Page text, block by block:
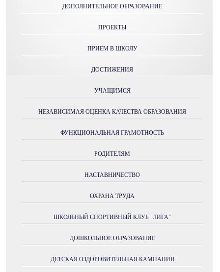
ДОПОЛНИТЕЛЬНОЕ ОБРАЗОВАНИЕ
ПРОЕКТЫ
ПРИЕМ В ШКОЛУ
ДОСТИЖЕНИЯ
УЧАЩИМСЯ
НЕЗАВИСИМАЯ ОЦЕНКА КАЧЕСТВА ОБРАЗОВАНИЯ
ФУНКЦИОНАЛЬНАЯ ГРАМОТНОСТЬ
РОДИТЕЛЯМ
НАСТАВНИЧЕСТВО
ОХРАНА ТРУДА
ШКОЛЬНЫЙ СПОРТИВНЫЙ КЛУБ "ЛИГА"
ДОШКОЛЬНОЕ ОБРАЗОВАНИЕ
ДЕТСКАЯ ОЗДОРОВИТЕЛЬНАЯ КАМПАНИЯ